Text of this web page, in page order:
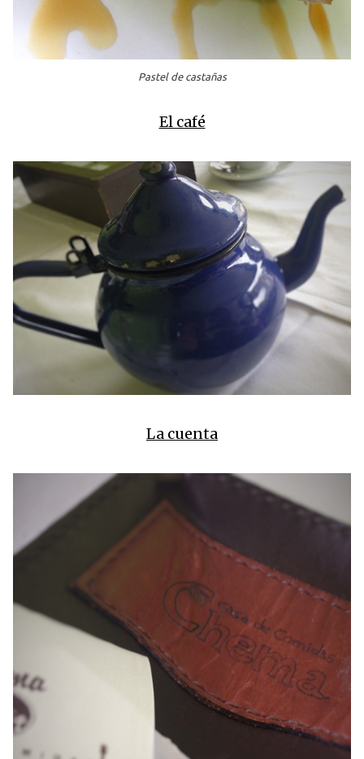
Pastel de castañas
El café
La cuenta